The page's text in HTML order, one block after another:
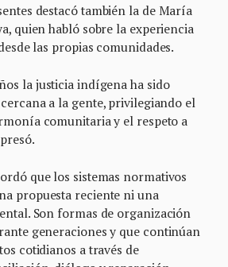
destacó también la de María
quien habló sobre la experiencia
las propias comunidades.
la justicia indígena ha sido
a la gente, privilegiando el
comunitaria y el respeto a
que los sistemas normativos
propuesta reciente ni una
Son formas de organización
generaciones y que continúan
cotidianos a través de